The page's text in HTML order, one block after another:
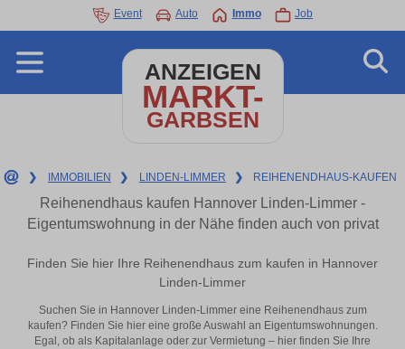
Event Auto Immo Job
ANZEIGEN
MARKT-
GARBSEN
❯ IMMOBILIEN ❯ LINDEN-LIMMER ❯ REIHENENDHAUS-KAUFEN
Reihenendhaus kaufen Hannover Linden-Limmer -
Eigentumswohnung in der Nähe finden auch von privat
Finden Sie hier Ihre Reihenendhaus zum kaufen in Hannover
Linden-Limmer
Suchen Sie in Hannover Linden-Limmer eine Reihenendhaus zum
kaufen? Finden Sie hier eine große Auswahl an Eigentumswohnungen.
Egal, ob als Kapitalanlage oder zur Vermietung – hier finden Sie Ihre